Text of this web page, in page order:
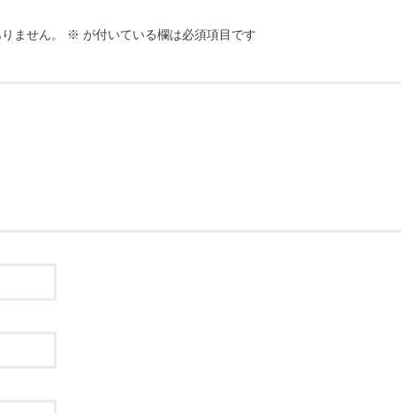
ません。 ※ が付いている欄は必須項目です